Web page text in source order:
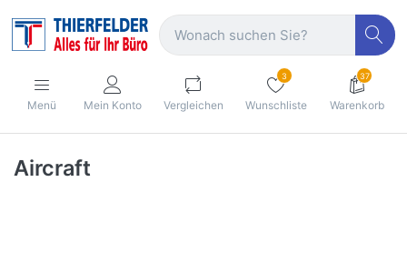
Menü Mein Konto Vergleichen
3
Wunschliste
37
Warenkorb
Aircraft